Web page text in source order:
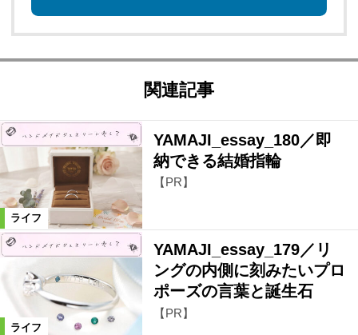
関連記事
ライフ
YAMAJI_essay_180／即
納できる結婚指輪
【PR】
ライフ
YAMAJI_essay_179／リ
ングの内側に刻みたいプロ
ポーズの言葉と誕生石
【PR】